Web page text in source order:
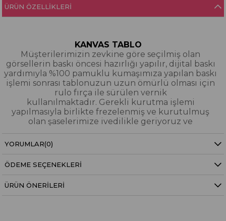
ÜRÜN ÖZELLIKLERI
KANVAS TABLO
Müşterilerimizin zevkine göre seçilmiş olan
görsellerin baskı öncesi hazırlığı yapılır, dijital baskı
yardımıyla %100 pamuklu kumaşımıza yapılan baskı
işlemi sonrası tablonuzun uzun ömürlü olması için
rulo fırça ile sürülen vernik
kullanılmaktadır. Gerekli kurutma işlemi
yapılmasıyla birlikte frezelenmiş ve kurutulmuş
olan şaselerimize ivedilikle geriyoruz ve
paketleyerek tarafınıza gönderiyoruz.
YAĞLI BOYA & SİM DOKULU TABLO
dijital baskı alınıp hazırlanarak üzerine spatula
eşliğinde boya dokunuşları / sim işlemeleri kısmi
YORUMLAR(0)
ÖDEME SEÇENEKLERI
ÜRÜN ÖNERILERI